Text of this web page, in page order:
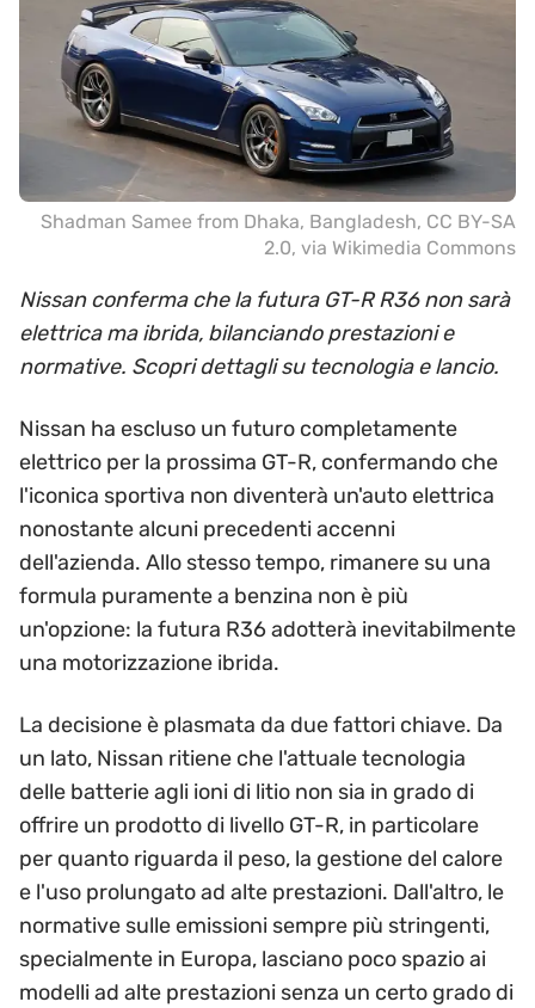
Shadman Samee from Dhaka, Bangladesh, CC BY-SA
2.0, via Wikimedia Commons
Nissan conferma che la futura GT-R R36 non sarà
elettrica ma ibrida, bilanciando prestazioni e
normative. Scopri dettagli su tecnologia e lancio.
Nissan ha escluso un futuro completamente
elettrico per la prossima GT-R, confermando che
l'iconica sportiva non diventerà un'auto elettrica
nonostante alcuni precedenti accenni
dell'azienda. Allo stesso tempo, rimanere su una
formula puramente a benzina non è più
un'opzione: la futura R36 adotterà inevitabilmente
una motorizzazione ibrida.
La decisione è plasmata da due fattori chiave. Da
un lato, Nissan ritiene che l'attuale tecnologia
delle batterie agli ioni di litio non sia in grado di
offrire un prodotto di livello GT-R, in particolare
per quanto riguarda il peso, la gestione del calore
e l'uso prolungato ad alte prestazioni. Dall'altro, le
normative sulle emissioni sempre più stringenti,
specialmente in Europa, lasciano poco spazio ai
modelli ad alte prestazioni senza un certo grado di